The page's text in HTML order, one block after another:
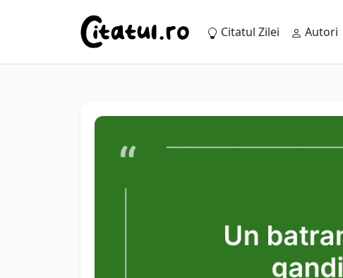
Citatul Zilei Autori